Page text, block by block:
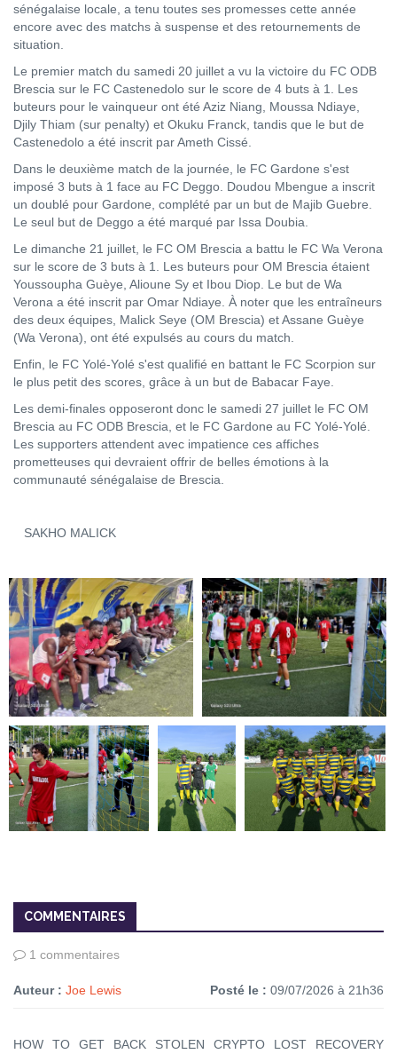
sénégalaise locale, a tenu toutes ses promesses cette année
encore avec des matchs à suspense et des retournements de
situation.
Le premier match du samedi 20 juillet a vu la victoire du FC ODB
Brescia sur le FC Castenedolo sur le score de 4 buts à 1. Les
buteurs pour le vainqueur ont été Aziz Niang, Moussa Ndiaye,
Djily Thiam (sur penalty) et Okuku Franck, tandis que le but de
Castenedolo a été inscrit par Ameth Cissé.
Dans le deuxième match de la journée, le FC Gardone s'est
imposé 3 buts à 1 face au FC Deggo. Doudou Mbengue a inscrit
un doublé pour Gardone, complété par un but de Majib Guebre.
Le seul but de Deggo a été marqué par Issa Doubia.
Le dimanche 21 juillet, le FC OM Brescia a battu le FC Wa Verona
sur le score de 3 buts à 1. Les buteurs pour OM Brescia étaient
Youssoupha Guèye, Alioune Sy et Ibou Diop. Le but de Wa
Verona a été inscrit par Omar Ndiaye. À noter que les entraîneurs
des deux équipes, Malick Seye (OM Brescia) et Assane Guèye
(Wa Verona), ont été expulsés au cours du match.
Enfin, le FC Yolé-Yolé s'est qualifié en battant le FC Scorpion sur
le plus petit des scores, grâce à un but de Babacar Faye.
Les demi-finales opposeront donc le samedi 27 juillet le FC OM
Brescia au FC ODB Brescia, et le FC Gardone au FC Yolé-Yolé.
Les supporters attendent avec impatience ces affiches
prometteuses qui devraient offrir de belles émotions à la
communauté sénégalaise de Brescia.
SAKHO MALICK
COMMENTAIRES
1 commentaires
Auteur : Joe Lewis Posté le : 09/07/2026 à 21h36
HOW TO GET BACK STOLEN CRYPTO LOST RECOVERY